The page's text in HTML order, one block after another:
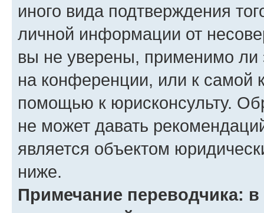
иного вида подтверждения
личной информации от
вы не уверены, применимо ли
на конференции, или к самой
помощью к юрисконсульту.
не может давать
является объектом
ниже.
Примечание переводчика: